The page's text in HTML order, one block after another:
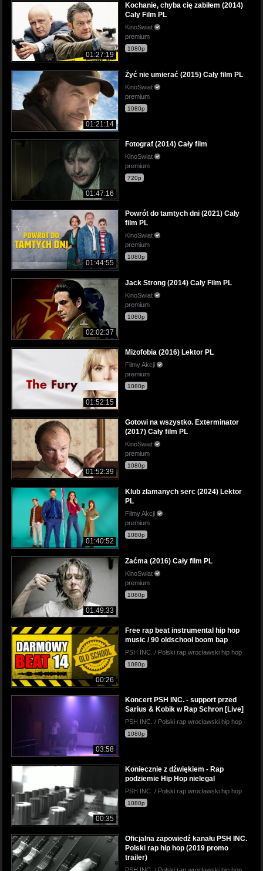
01:27:19
Kochanie, chyba cię zabiłem (2014)
Cały Film PL
KinoSwiat
premium
1080p
01:21:14
Żyć nie umierać (2015) Cały film PL
KinoSwiat
premium
1080p
01:47:16
Fotograf (2014) Cały film
KinoSwiat
premium
720p
01:44:55
Powrót do tamtych dni (2021) Cały
film PL
KinoSwiat
premium
1080p
02:02:37
Jack Strong (2014) Cały Film PL
KinoSwiat
premium
1080p
01:52:15
Mizofobia (2016) Lektor PL
Filmy Akcji
premium
1080p
01:52:39
Gotowi na wszystko. Exterminator
(2017) Cały film PL
KinoSwiat
premium
1080p
01:40:52
Klub złamanych serc (2024) Lektor
PL
Filmy Akcji
premium
1080p
01:49:33
Zaćma (2016) Cały film PL
KinoSwiat
premium
1080p
00:26
Free rap beat instrumental hip hop
music / 90 oldschool boom bap
PSH INC. / Polski rap wrocławski hip hop
1080p
03:58
Koncert PSH INC. - support przed
Sarius & Kobik w Rap Schron [Live]
PSH INC. / Polski rap wrocławski hip hop
1080p
00:35
Koniecznie z dźwiękiem - Rap
podziemie Hip Hop nielegal
PSH INC. / Polski rap wrocławski hip hop
1080p
Oficjalna zapowiedź kanału PSH INC.
Polski rap hip hop (2019 promo
trailer)